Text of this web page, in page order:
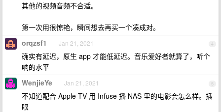
其他的视频音频不合适。
第一次用很惊艳，瞬间想去再买一个凑成对。
4
orqzsf1 Jan 21, 2021
确实有延迟，原生 app 才能低延迟。音乐爱好者就算了，听个
响的水平
5
WenjieYe Jan 21, 2021
不知道配合 Apple TV 用 Infuse 播 NAS 里的电影会怎么样。插
眼